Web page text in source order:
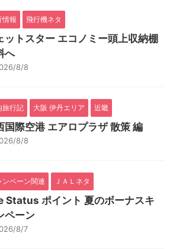
情報 飛行機ネタ
ットスター エコノミー頭上収納棚
へ
8/8
旅行記 大阪 伊丹エリア 近畿
国際空港 エアロプラザ 散策 編
8/8
ンペーン関連 ＪＡＬネタ
Status ポイント 夏のボーナスキ
ペーン
8/7